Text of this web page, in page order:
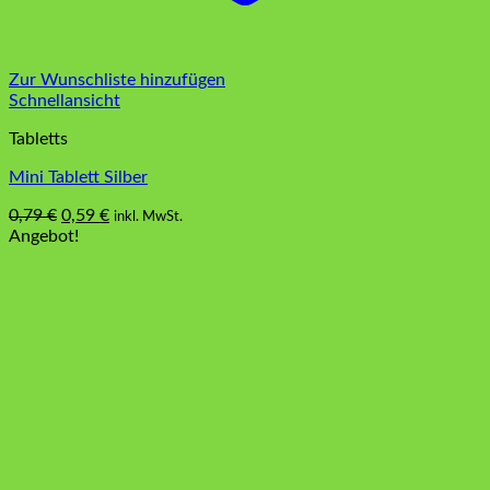
Zur Wunschliste hinzufügen
Schnellansicht
Tabletts
Mini Tablett Silber
0,79€ Ursprünglicher
Preis
0,59 €Aktueller
inkl. MwSt.
Angebot!